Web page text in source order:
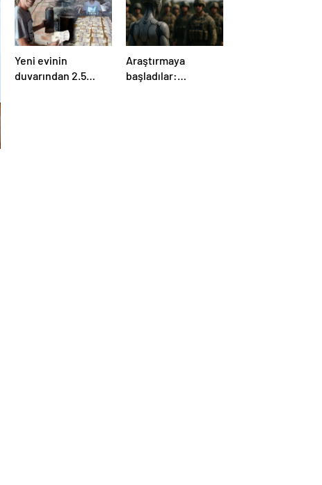
Yeni evinin
duvarından 2.5
Araştırmaya
başladılar: